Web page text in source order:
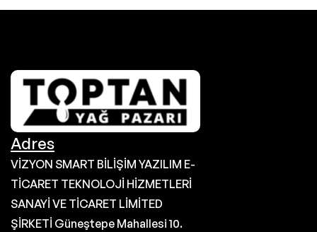
Adres
VİZYON SMART BİLİŞİM YAZILIM E-
TİCARET TEKNOLOJİ HİZMETLERİ
SANAYİ VE TİCARET LİMİTED
ŞİRKETİ Güneştepe Mahallesi 10.